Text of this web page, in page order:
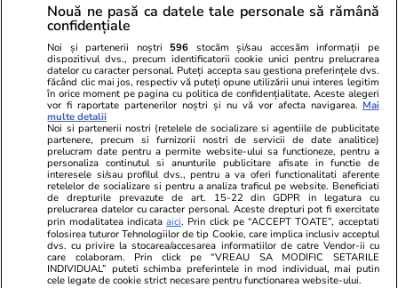
Lifestyle 15 iul.
Combinaţii răcoritoare de apă
cu fructe şi plante aromatice
pentru vară
Știri România 16:51
Al doilea mesaj RO-Alert
Nouă ne pasă ca datele tale personale să rămână
confidențiale
Noi și partenerii noștri 596 stocăm și/sau accesăm informații pe
dispozitivul dvs., precum identificatorii cookie unici pentru prelucrarea
datelor cu caracter personal. Puteți accepta sau gestiona preferințele dvs.
făcând clic mai jos, respectiv vă puteți opune utilizării unui interes legitim
în orice moment pe pagina cu politica de confidențialitate. Aceste alegeri
vor fi raportate partenerilor noștri și nu vă vor afecta navigarea. Mai
multe detalii
Noi si partenerii nostri (retelele de socializare si agentiile de publicitate
partenere, precum si furnizorii nostri de servicii de date analitice)
prelucram date pentru a permite website-ului sa functioneze, pentru a
personaliza continutul si anunturile publicitare afisate in functie de
interesele si/sau profilul dvs., pentru a va oferi functionalitati aferente
retelelor de socializare si pentru a analiza traficul pe website. Beneficiati
de drepturile prevazute de art. 15-22 din GDPR in legatura cu
prelucrarea datelor cu caracter personal. Aceste drepturi pot fi exercitate
prin modalitatea indicataaici. Prin click pe “ACCEPT TOATE”, acceptati
folosirea tuturor Tehnologiilor de tip Cookie, care implica inclusiv acceptul
dvs. cu privire la stocarea/accesarea informatiilor de catre Vendor-ii cu
care colaboram. Prin click pe “VREAU SA MODIFIC SETARILE
INDIVIDUAL” puteti schimba preferintele in mod individual, mai putin
cele legate de cookie strict necesare pentru functionarea website-ului.